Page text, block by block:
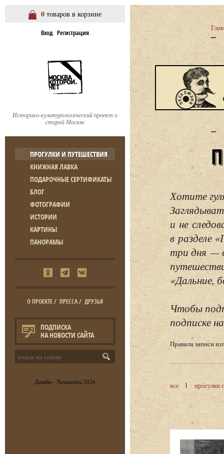
0 товаров в корзине
Вход Регистрация
Историко-культурологический проект о
старой Москве
ПРОГУЛКИ И ПУТЕШЕСТВИЯ
КНИЖНАЯ ЛАВКА
ПОДАРОЧНЫЕ СЕРТИФИКАТЫ
БЛОГ
ФОТОГРАФИИ
ИСТОРИИ
КАРТИНЫ
ПАНОРАМЫ
О ПРОЕКТЕ/ ПРЕССА/ ДРУЗЬЯ
ПОДПИСКА
НА НОВОСТИ САЙТА
Дизайн - Notamedia 2026
Хотите
и не
в разделе
три дня —
«Дальние,
Чтобы
подписке
Правила записи
все прогулки